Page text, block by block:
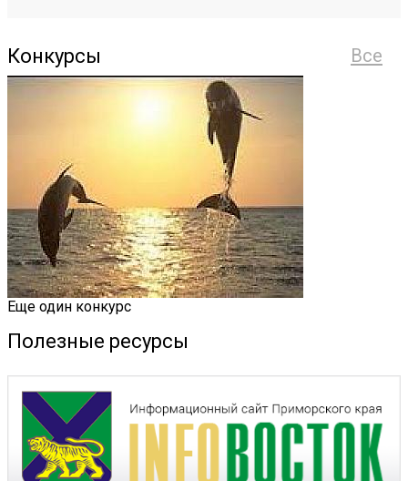
Все
Конкурсы
Еще один конкурс
Полезные ресурсы